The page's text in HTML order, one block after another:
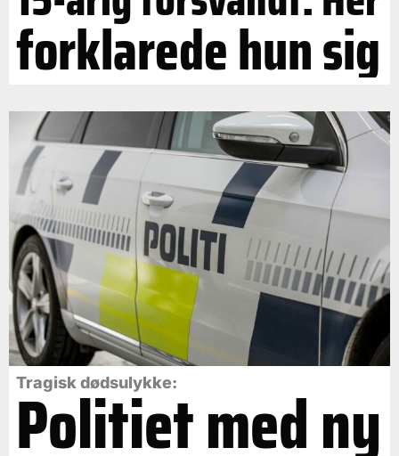
forklarede hun sig
Tragisk dødsulykke:
Politiet med ny